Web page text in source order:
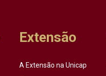
Extensão
A Extensão na Unicap